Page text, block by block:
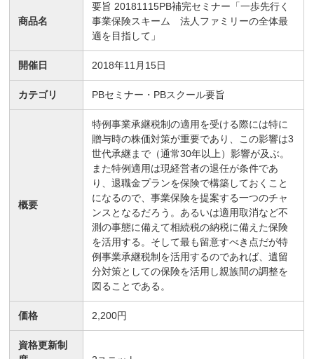
商品名
要旨 20181115PB補完セミナー「一歩先行く
事業保険スキーム 法人ファミリーの全体最
適を目指して」
開催日 2018年11月15日
カテゴリ PBセミナー・PBスクール要旨
概要
特例事業承継税制の適用を受ける際には特に
贈与時の株価対策が重要であり、この影響は3
世代承継まで（通常30年以上）影響が及ぶ。
また特例適用は現経営者の退任が条件であ
り、退職金プランを保険で構築しておくこと
になるので、事業保険を提案する一つのチャ
ンスとなるだろう。あるいは適用取消など不
測の事態に備えて相続税の納税に備えた保険
を活用する。そして最も留意すべき点だが特
例事業承継税制を活用するのであれば、遺留
分対策としての保険を活用し親族間の調整を
図ることである。
価格 2,200円
資格更新制